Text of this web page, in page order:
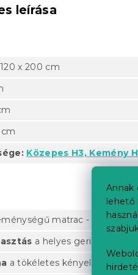
Annak
lehető
leírása
120 x 200 cm
Közepes H3, Kemény
matrac - a matrac
a helyes gerinctartásért
a tökéletes kényelem